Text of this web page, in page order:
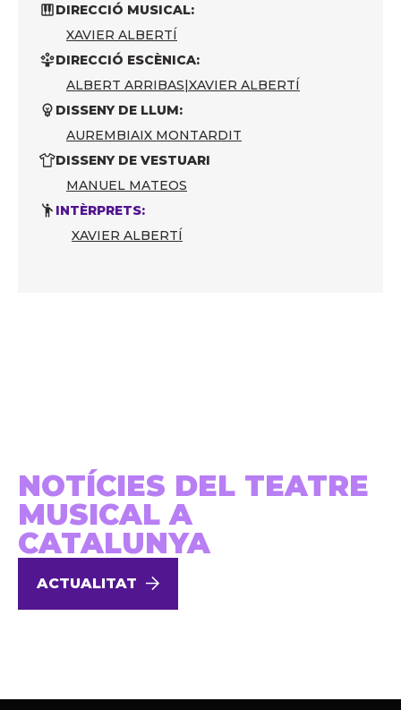
DIRECCIÓ MUSICAL:
XAVIER ALBERTÍ
DIRECCIÓ ESCÈNICA:
ALBERT ARRIBAS|XAVIER ALBERTÍ
DISSENY DE LLUM:
AUREMBIAIX MONTARDIT
DISSENY DE VESTUARI
MANUEL MATEOS
INTÈRPRETS:
XAVIER ALBERTÍ
NOTÍCIES DEL TEATRE
MUSICAL A
CATALUNYA
ACTUALITAT